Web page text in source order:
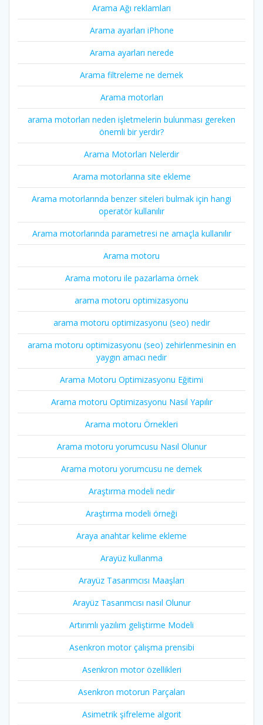
Arama Ağı reklamları
Arama ayarları iPhone
Arama ayarları nerede
Arama filtreleme ne demek
Arama motorları
arama motorları neden işletmelerin bulunması gereken
önemli bir yerdir?
Arama Motorları Nelerdir
Arama motorlarına site ekleme
Arama motorlarında benzer siteleri bulmak için hangi
operatör kullanılır
Arama motorlarında parametresi ne amaçla kullanılır
Arama motoru
Arama motoru ile pazarlama örnek
arama motoru optimizasyonu
arama motoru optimizasyonu (seo) nedir
arama motoru optimizasyonu (seo) zehirlenmesinin en
yaygın amacı nedir
Arama Motoru Optimizasyonu Eğitimi
Arama motoru Optimizasyonu Nasıl Yapılır
Arama motoru Örnekleri
Arama motoru yorumcusu Nasıl Olunur
Arama motoru yorumcusu ne demek
Araştırma modeli nedir
Araştırma modeli örneği
Araya anahtar kelime ekleme
Arayüz kullanma
Arayüz Tasarımcısı Maaşları
Arayüz Tasarımcısı nasıl Olunur
Artırımlı yazılım geliştirme Modeli
Asenkron motor çalışma prensibi
Asenkron motor özellikleri
Asenkron motorun Parçaları
Asimetrik şifreleme algorit